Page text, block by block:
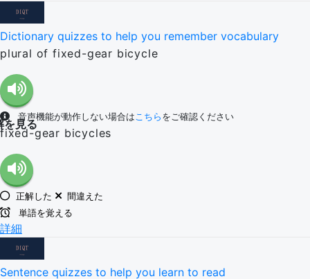
Dictionary quizzes to help you remember vocabulary
plural of fixed-gear bicycle
音声機能が動作しない場合は こちら をご確認ください
を見る
fixed-gear bicycles
正解した
間違えた
単語を覚える
詳細
Sentence quizzes to help you learn to read